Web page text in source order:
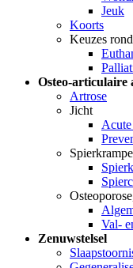
Jeuk
Koorts
Keuzes
Osteo-articulaire
Artrose
Jicht
Val-
Zenuwstelsel